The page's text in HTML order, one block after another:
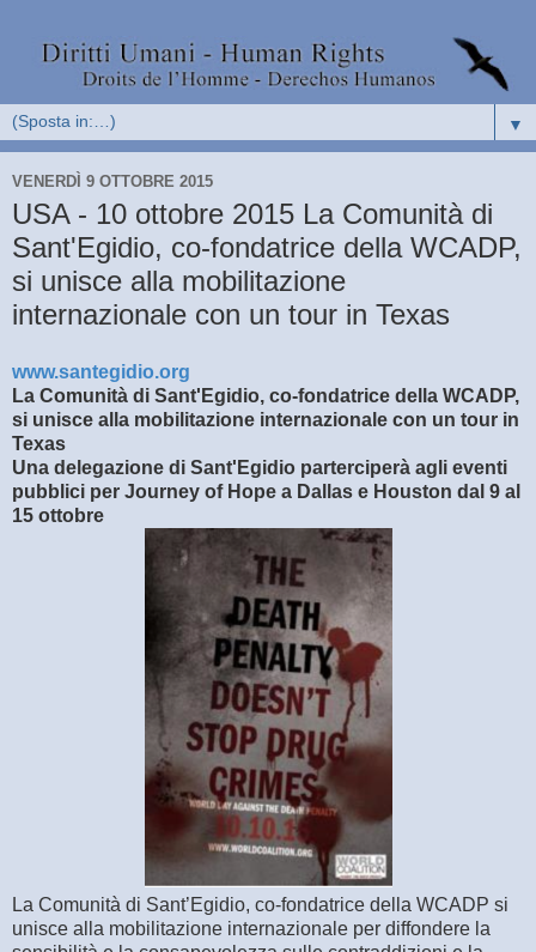
▼
VENERDÌ 9 OTTOBRE 2015
USA - 10 ottobre 2015 La Comunità di
Sant'Egidio, co-fondatrice della WCADP,
si unisce alla mobilitazione
internazionale con un tour in Texas
www.santegidio.org
La Comunità di Sant'Egidio, co-fondatrice della WCADP,
si unisce alla mobilitazione internazionale con un tour in
Texas
Una delegazione di Sant'Egidio parterciperà agli eventi
pubblici per Journey of Hope a Dallas e Houston dal 9 al
15 ottobre
La Comunità di Sant’Egidio, co-fondatrice della WCADP si
unisce alla mobilitazione internazionale per diffondere la